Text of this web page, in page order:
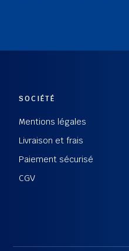
SOCIÉTÉ
Mentions légales
Livraison et frais
Paiement sécurisé
CGV